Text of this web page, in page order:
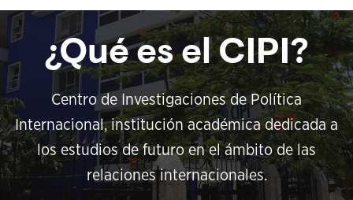
¿Qué es el CIPI?
Centro de Investigaciones de Política
Internacional, institución académica dedicada a
los estudios de futuro en el ámbito de las
relaciones internacionales.